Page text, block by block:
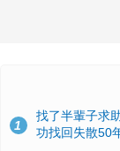
1
找了半輩子求
功找回失散50